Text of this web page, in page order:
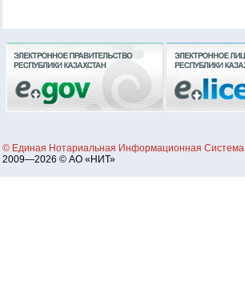
© Единая Нотариальная Информационная Система
2009—2026 © АО «НИТ»